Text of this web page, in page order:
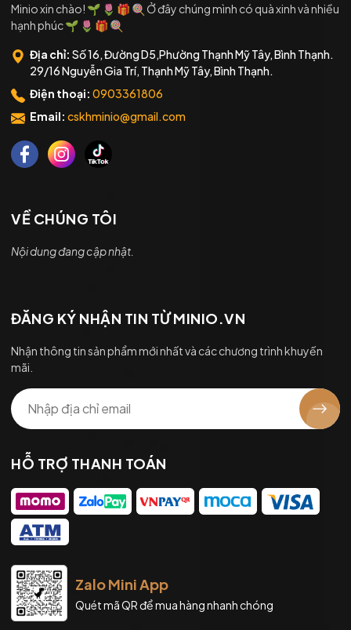
Minio xin chào! 🌱 🌷 🎁 🍭 Ở đây chúng mình có quà xinh và nhiều
hạnh phúc 🌱 🌷 🎁 🍭
Địa chỉ: Số 16, Đường D5,Phường Thạnh Mỹ Tây, Bình Thạnh.
29/16 Nguyễn Gia Trí, Thạnh Mỹ Tây, Bình Thạnh.
Điện thoại: 0903361806
Email: cskhminio@gmail.com
VỀ CHÚNG TÔI
Nội dung đang cập nhật.
ĐĂNG KÝ NHẬN TIN TỪ MINIO.VN
Nhận thông tin sản phẩm mới nhất và các chương trình khuyến
mãi.
HỖ TRỢ THANH TOÁN
Zalo Mini App
Quét mã QR để mua hàng nhanh chóng